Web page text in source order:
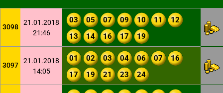
3098
21.01.2018
21:46
03 05 07 09 10 11
12
13
14 16 17 19
3097
21.01.2018
14:05
01 02 03 04 06 07
16
17
19 21 23 24